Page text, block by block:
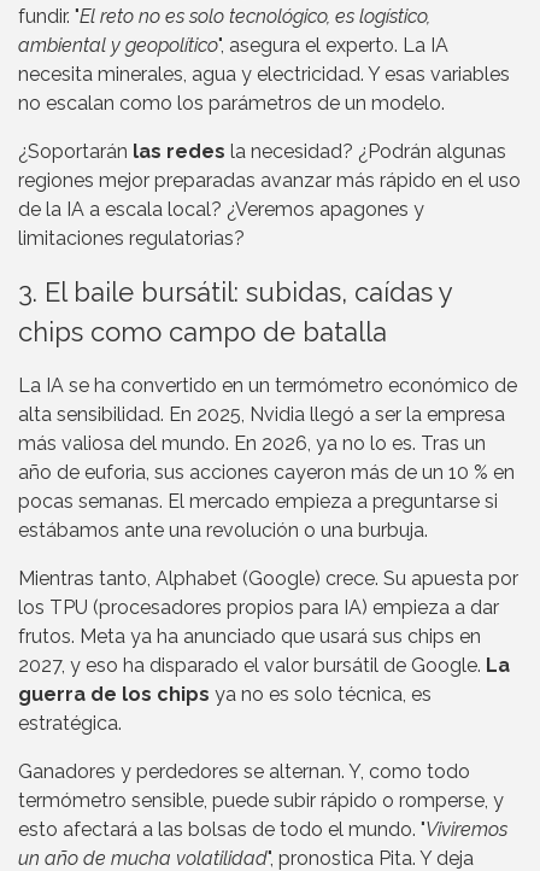
fundir. "El reto no es solo tecnológico, es logístico,
ambiental y geopolítico", asegura el experto. La IA
necesita minerales, agua y electricidad. Y esas variables
no escalan como los parámetros de un modelo.
¿Soportarán las redes la necesidad? ¿Podrán algunas
regiones mejor preparadas avanzar más rápido en el uso
de la IA a escala local? ¿Veremos apagones y
limitaciones regulatorias?
3. El baile bursátil: subidas, caídas y
chips como campo de batalla
La IA se ha convertido en un termómetro económico de
alta sensibilidad. En 2025, Nvidia llegó a ser la empresa
más valiosa del mundo. En 2026, ya no lo es. Tras un
año de euforia, sus acciones cayeron más de un 10 % en
pocas semanas. El mercado empieza a preguntarse si
estábamos ante una revolución o una burbuja.
Mientras tanto, Alphabet (Google) crece. Su apuesta por
los TPU (procesadores propios para IA) empieza a dar
frutos. Meta ya ha anunciado que usará sus chips en
2027, y eso ha disparado el valor bursátil de Google. La
guerra de los chips ya no es solo técnica, es
estratégica.
Ganadores y perdedores se alternan. Y, como todo
termómetro sensible, puede subir rápido o romperse, y
esto afectará a las bolsas de todo el mundo. "Viviremos
un año de mucha volatilidad", pronostica Pita. Y deja